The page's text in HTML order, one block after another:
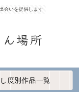
会いを提供します
場所
度別作品一覧